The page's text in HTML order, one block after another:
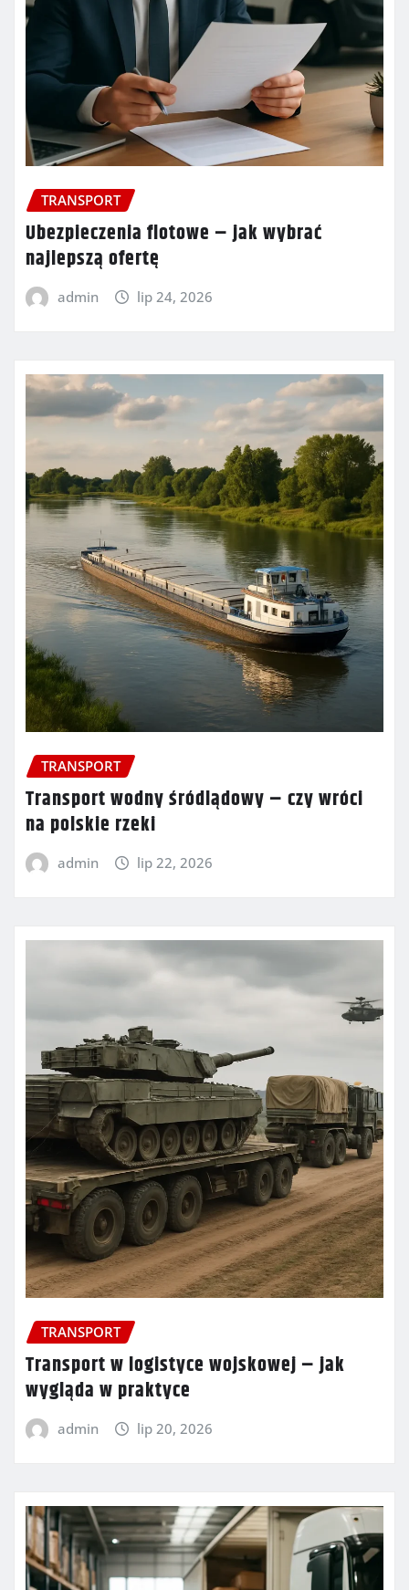
TRANSPORT
Ubezpieczenia flotowe – jak wybrać
najlepszą ofertę
admin lip 24, 2026
TRANSPORT
Transport wodny śródlądowy – czy wróci
na polskie rzeki
admin lip 22, 2026
TRANSPORT
Transport w logistyce wojskowej – jak
wygląda w praktyce
admin lip 20, 2026